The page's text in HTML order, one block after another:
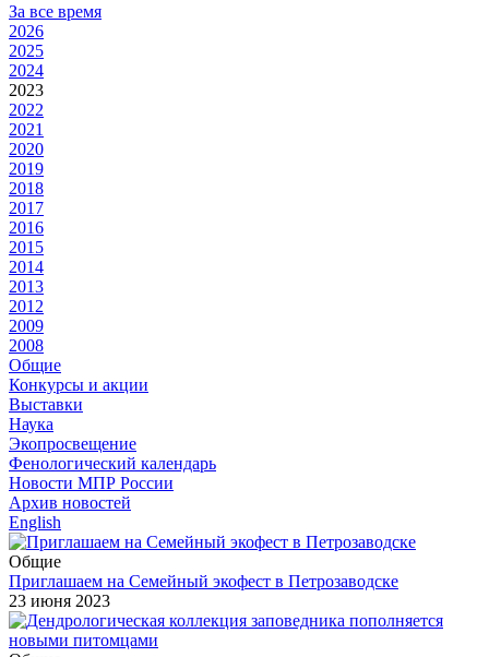
За все время
2026
2025
2024
2023
2022
2021
2020
2019
2018
2017
2016
2015
2014
2013
2012
2009
2008
Общие
Конкурсы и акции
Выставки
Наука
Экопросвещение
Фенологический календарь
Новости МПР России
Архив новостей
English
Общие
Приглашаем на Семейный экофест в Петрозаводске
23 июня 2023